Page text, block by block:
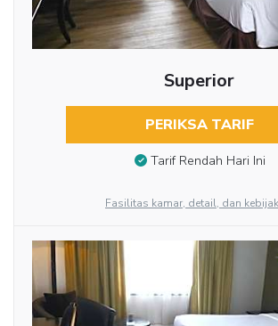
Superior
PERIKSA TARIF
Tarif Rendah Hari Ini
Fasilitas kamar, detail, dan